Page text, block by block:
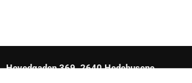
Hovedgaden 369, 2640 Hedehusene